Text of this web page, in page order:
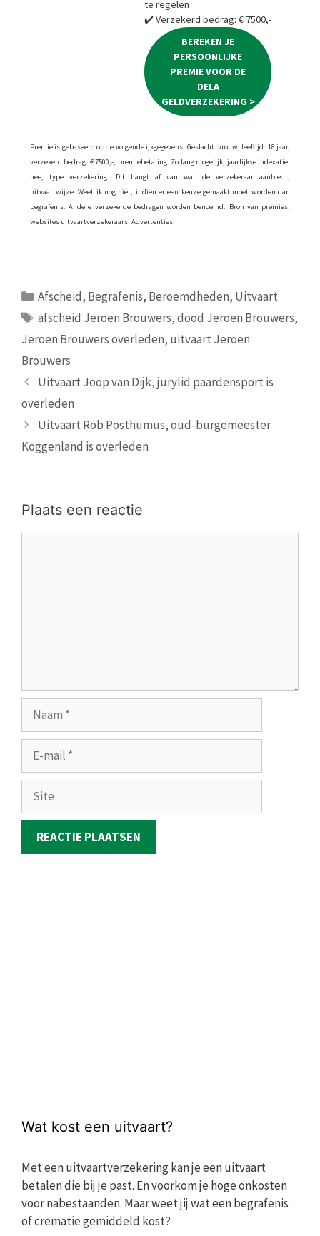
te regelen
✔️ Verzekerd bedrag: € 7500,-
BEREKEN JE
PERSOONLIJKE
PREMIE VOOR DE
DELA
GELDVERZEKERING >
Premie is gebaseerd op de volgende ijkgegevens: Geslacht: vrouw, leeftijd: 18 jaar,
verzekerd bedrag: € 7500,-, premiebetaling: Zo lang mogelijk, jaarlijkse indexatie:
nee, type verzekering: Dit hangt af van wat de verzekeraar aanbiedt,
uitvaartwijze: Weet ik nog niet, indien er een keuze gemaakt moet worden dan
begrafenis. Andere verzekerde bedragen worden benoemd. Bron van premies:
websites uitvaartverzekeraars. Advertenties.
Categorieën
Afscheid, Begrafenis, Beroemdheden, Uitvaart
Tags
afscheid Jeroen Brouwers,dood Jeroen Brouwers,
Jeroen Brouwers overleden, uitvaart Jeroen
Brouwers
Uitvaart Joop van Dijk, jurylid paardensport is
overleden
Uitvaart Rob Posthumus, oud-burgemeester
Koggenland is overleden
Plaats een reactie
mail
Site
Wat kost een uitvaart?
Met een uitvaartverzekering kan je een uitvaart
betalen die bij je past. En voorkom je hoge onkosten
voor nabestaanden. Maar weet jij wat een begrafenis
of crematie gemiddeld kost?